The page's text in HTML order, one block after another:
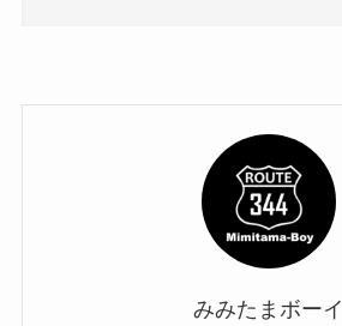
みみたまボーイ